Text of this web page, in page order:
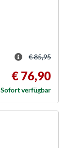
€ 85,95
€ 76,90
Sofort verfügbar